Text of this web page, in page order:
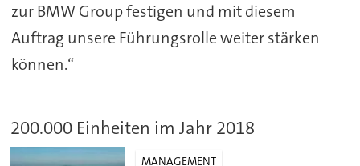
zur BMW Group festigen und mit diesem
Auftrag unsere Führungsrolle weiter stärken
können.“
200.000 Einheiten im Jahr 2018
MANAGEMENT